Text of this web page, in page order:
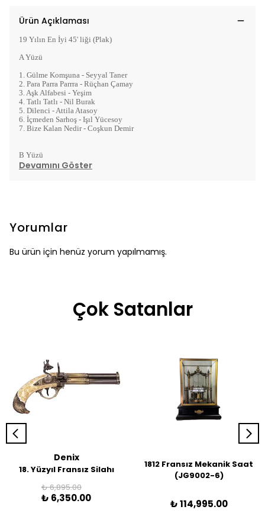
Ürün Açıklaması
19 Yılın En İyi 45' liği (Plak)
A Yüzü
1. Gülme Komşuna - Seyyal Taner
2. Para Parra Parrra - Rüçhan Çamay
3. Aşk Alfabesi - Yeşim
4. Tatlı Tatlı - Nil Burak
5. Dilenci - Attila Atasoy
6. İçmeden Sarhoş - Işıl Yücesoy
7. Bize Kalan Nedir - Coşkun Demir
B Yüzü
Devamını Göster
Yorumlar
Bu ürün için henüz yorum yapılmamış.
Çok Satanlar
Denix
18. Yüzyıl Fransız Silahı
₺ 6,895.00
₺ 6,350.00
1812 Fransız Mekanik Saat
(JG9002-6)
₺ 114,995.00